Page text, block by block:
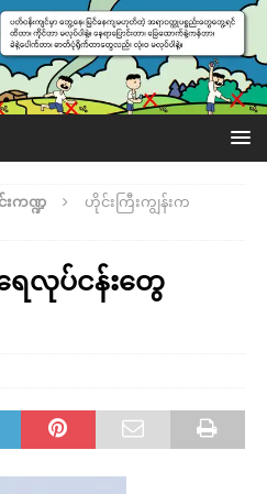
ကဏ္ဍ
ဟိုင်းကြီးကျွန်းက
ေလုပ်ငန်းတွေ